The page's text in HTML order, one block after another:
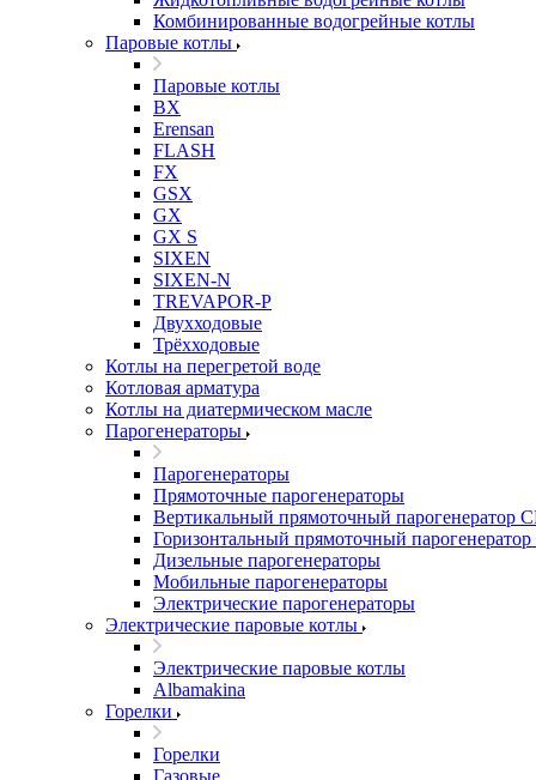
Комбинированные водогрейные котлы
Паровые котлы
Паровые котлы
BX
Erensan
FLASH
FX
GSX
GX
GX S
SIXEN
SIXEN-N
TREVAPOR-P
Двухходовые
Трёхходовые
Котлы на перегретой воде
Котловая арматура
Котлы на диатермическом масле
Парогенераторы
Парогенераторы
Прямоточные парогенераторы
Вертикальный прямоточный парогенератор
Горизонтальный прямоточный
Дизельные парогенераторы
Мобильные парогенераторы
Электрические парогенераторы
Электрические паровые котлы
Электрические паровые котлы
Albamakina
Горелки
Горелки
Газовые